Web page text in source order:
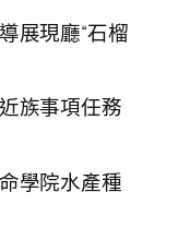
現廳“石榴
族事項任務
學院水產種